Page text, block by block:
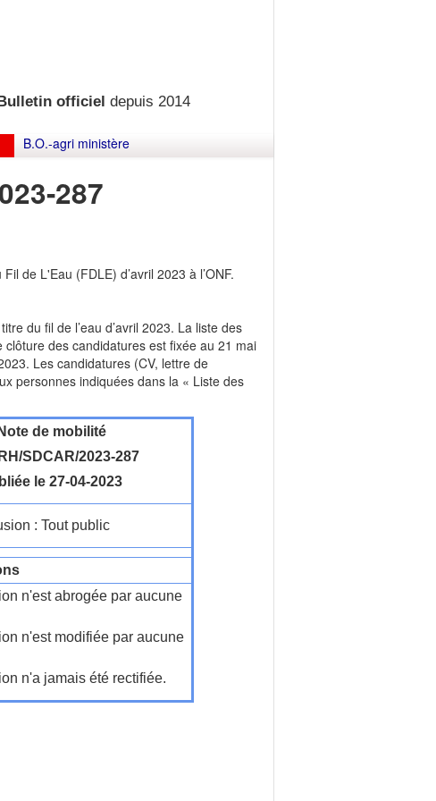
Bulletin officiel depuis 2014
B.O.-agri ministère
287
de L'Eau (FDLE) d’avril 2023 à l’ONF.
du fil de l’eau d’avril 2023. La liste des
des candidatures est fixée au 21 mai
Les candidatures (CV, lettre de
personnes indiquées dans la « Liste des
Note de mobilité
SDCAR/2023-287
le 27-04-2023
: Tout public
n'est abrogée par aucune
n'est modifiée par aucune
n'a jamais été rectifiée.